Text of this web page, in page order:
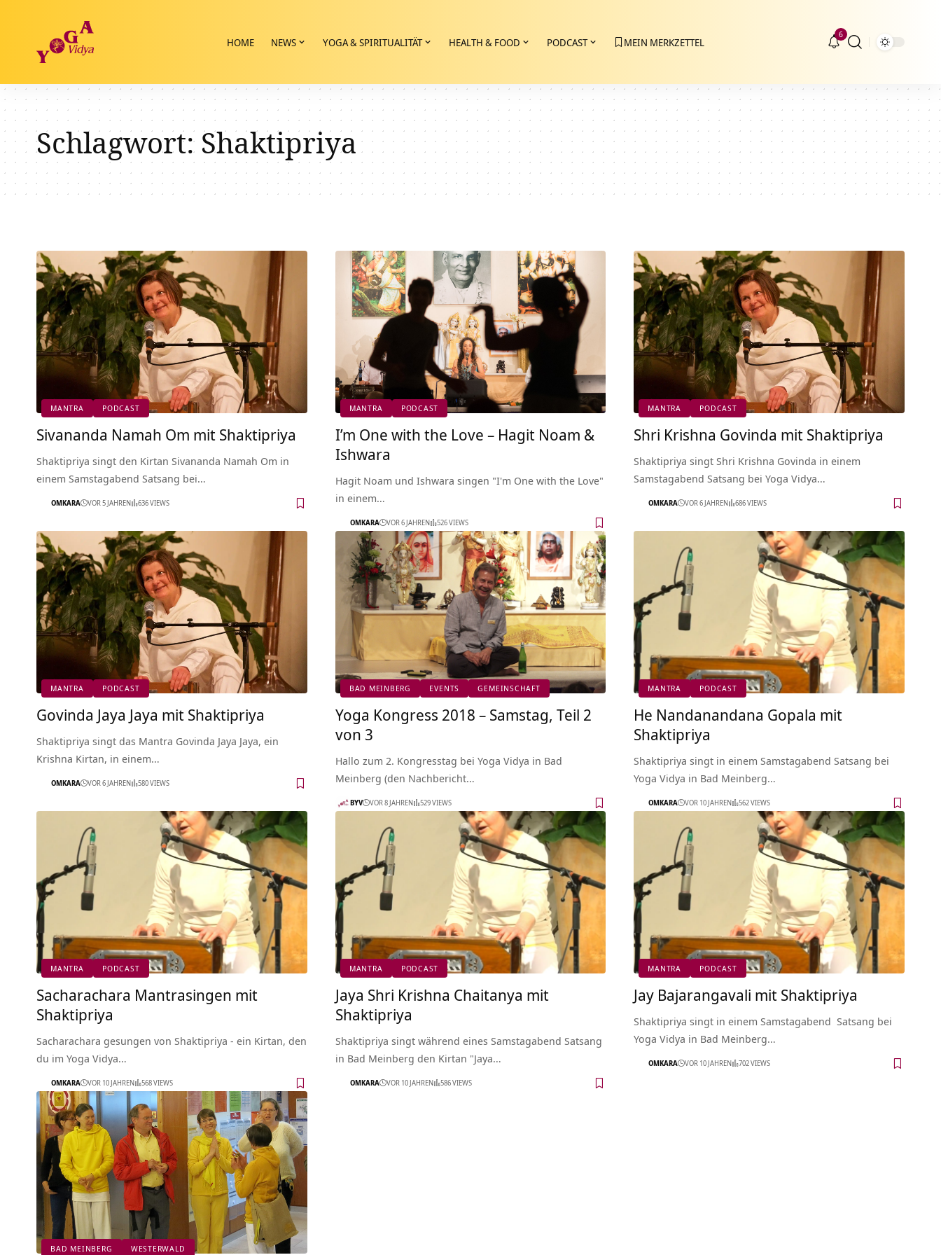
HOME NEWS YOGA & SPIRITUALITÄT HEALTH & FOOD PODCAST MEIN MERKZETTEL
6
Schlagwort: Shaktipriya
MANTRA PODCAST
Sivananda Namah Om mit Shaktipriya
Shaktipriya singt den Kirtan Sivananda Namah Om in
einem Samstagabend Satsang bei…
OMKARA VOR 5 JAHREN 636 VIEWS
MANTRA PODCAST
I’m One with the Love – Hagit Noam &
Ishwara
Hagit Noam und Ishwara singen "I'm One with the Love"
in einem…
OMKARA VOR 6 JAHREN 526 VIEWS
MANTRA PODCAST
Shri Krishna Govinda mit Shaktipriya
Shaktipriya singt Shri Krishna Govinda in einem
Samstagabend Satsang bei Yoga Vidya…
OMKARA VOR 6 JAHREN 686 VIEWS
MANTRA PODCAST
Govinda Jaya Jaya mit Shaktipriya
Shaktipriya singt das Mantra Govinda Jaya Jaya, ein
Krishna Kirtan, in einem…
OMKARA VOR 6 JAHREN 580 VIEWS
BAD MEINBERG EVENTS GEMEINSCHAFT
Yoga Kongress 2018 – Samstag, Teil 2
von 3
Hallo zum 2. Kongresstag bei Yoga Vidya in Bad
Meinberg (den Nachbericht…
BYV VOR 8 JAHREN 529 VIEWS
MANTRA PODCAST
He Nandanandana Gopala mit
Shaktipriya
Shaktipriya singt in einem Samstagabend Satsang bei
Yoga Vidya in Bad Meinberg…
OMKARA VOR 10 JAHREN 562 VIEWS
MANTRA PODCAST
Sacharachara Mantrasingen mit
Shaktipriya
Sacharachara gesungen von Shaktipriya - ein Kirtan, den
du im Yoga Vidya…
OMKARA VOR 10 JAHREN 568 VIEWS
MANTRA PODCAST
Jaya Shri Krishna Chaitanya mit
Shaktipriya
Shaktipriya singt während eines Samstagabend Satsang
in Bad Meinberg den Kirtan "Jaya…
OMKARA VOR 10 JAHREN 586 VIEWS
MANTRA PODCAST
Jay Bajarangavali mit Shaktipriya
Shaktipriya singt in einem Samstagabend Satsang bei
Yoga Vidya in Bad Meinberg…
OMKARA VOR 10 JAHREN 702 VIEWS
BAD MEINBERG WESTERWALD